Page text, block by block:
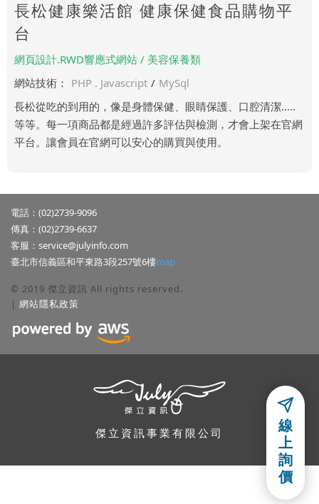
本公司關心使用者隱私權與個人資訊,並遵守本公司的網站隱私政策,使
用者若有任何問題,可以參考本公司的「網站隱私政策
」,或利用電子郵
長松健康樂活館 健康保健食品購物平
台
網頁設計.RWD響應式網站 / 美容保養類
網站技術： PHP . Javascript / MySql
長松從吃的到用的，像是身體保健、眼睛保護、口腔清潔.....
等等。每一項商品都是經過許多評估與檢測，才會上架在官網
平台。讓會員在官網可以安心的購買與使用。
傑立資訊事業有限公司
電話：(02)2739-9096
傳真：(02)2739-6637
客服： service@julyinfo.com
臺北市信義區和平東路3段257號6樓map
© 2019 傑立資訊 All rights reserved.
| 網站隱私政策
線
上
詢
價